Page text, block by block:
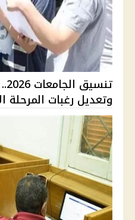
وتعديل رغبات المرحلة